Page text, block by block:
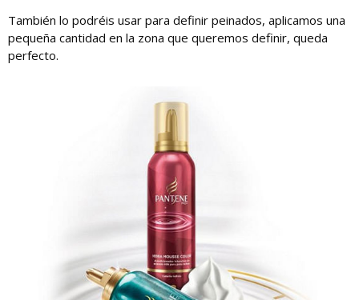
También lo podréis usar para definir peinados, aplicamos una
pequeña cantidad en la zona que queremos definir, queda
perfecto.